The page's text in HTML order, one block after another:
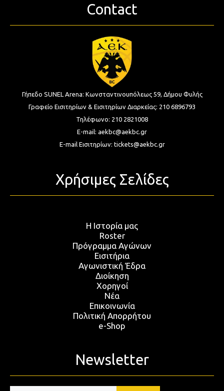
Contact
Γήπεδο SUNEL Arena: Κωνσταντινουπόλεως 59, Δήμου Φυλής
Γραφείο Εισιτηρίων & Εισιτηρίων Διαρκείας: 210 6896793
Τηλέφωνο: 210 2821008
E-mail: aekbc@aekbc.gr
E-mail Εισιτηρίων: tickets@aekbc.gr
Χρήσιμες Σελίδες
Η Ιστορία μας
Roster
Πρόγραμμα Αγώνων
Εισιτήρια
Αγωνιστική Έδρα
Διοίκηση
Χορηγοί
Νέα
Επικοινωνία
Πολιτική Απορρήτου
e-Shop
Newsletter